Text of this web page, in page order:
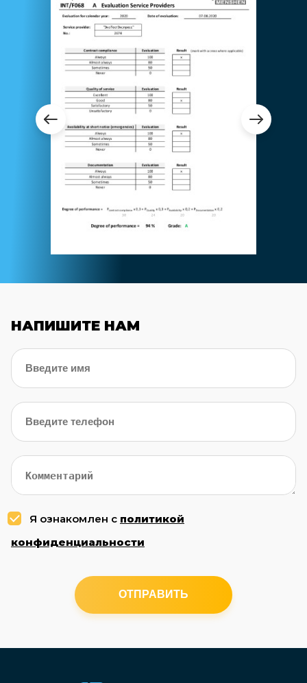
НАПИШИТЕ НАМ
Я ознакомлен с политикой
конфиденциальности
ОТПРАВИТЬ